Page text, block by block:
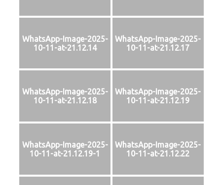
WhatsApp-Image-2025-
10-11-at-21.12.14
WhatsApp-Image-2025-
10-11-at-21.12.17
WhatsApp-Image-2025-
10-11-at-21.12.18
WhatsApp-Image-2025-
10-11-at-21.12.19
WhatsApp-Image-2025-
10-11-at-21.12.19-1
WhatsApp-Image-2025-
10-11-at-21.12.22